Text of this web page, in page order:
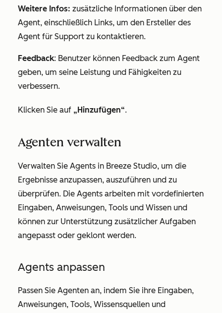
Weitere Infos: zusätzliche Informationen über den
Agent, einschließlich Links, um den Ersteller des
Agent für Support zu kontaktieren.
Feedback: Benutzer können Feedback zum Agent
geben, um seine Leistung und Fähigkeiten zu
verbessern.
Klicken Sie auf „Hinzufügen“.
Agenten verwalten
Verwalten Sie Agents in Breeze Studio, um die
Ergebnisse anzupassen, auszuführen und zu
überprüfen. Die Agents arbeiten mit vordefinierten
Eingaben, Anweisungen, Tools und Wissen und
können zur Unterstützung zusätzlicher Aufgaben
angepasst oder geklont werden.
Agents anpassen
Passen Sie Agenten an, indem Sie ihre Eingaben,
Anweisungen, Tools, Wissensquellen und